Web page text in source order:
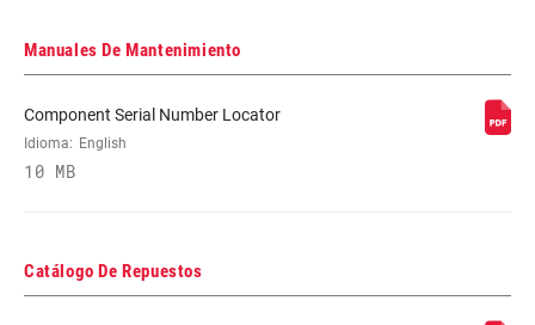
SHIFTER RIGHT Eagle 90
CRANK
GUARD
Manuales De Mantenimiento
Component Serial Number Locator
Idioma: English
10 MB
Catálogo De Repuestos